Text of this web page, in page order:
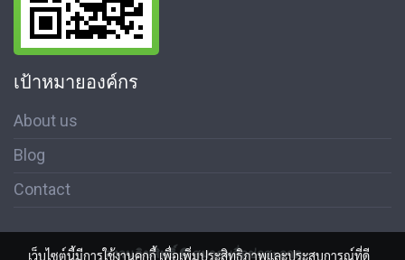
เป้าหมายองค์กร
About us
Blog
Contact
สงวนลิขสิทธิ์ © สมาคมสื่อช่อสะอาด
เว็บไซต์นี้มีการใช้งานคุกกี้ เพื่อเพิ่มประสิทธิภาพและประสบการณ์ที่ดี